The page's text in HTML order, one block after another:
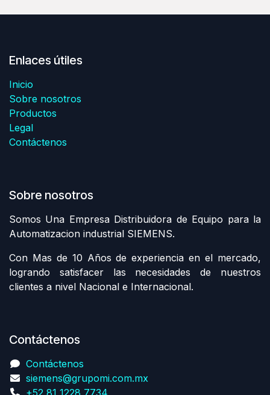
Enlaces útiles
Inicio
Sobre nosotros
Productos
Legal
Contáctenos
Sobre nosotros
Somos Una Empresa Distribuidora de Equipo para la
Automatizacion industrial SIEMENS.
Con Mas de 10 Años de experiencia en el mercado,
logrando satisfacer las necesidades de nuestros
clientes a nivel Nacional e Internacional.
Contáctenos
Contáctenos
siemens@grupomi.com.mx
+52 81 1228 7734